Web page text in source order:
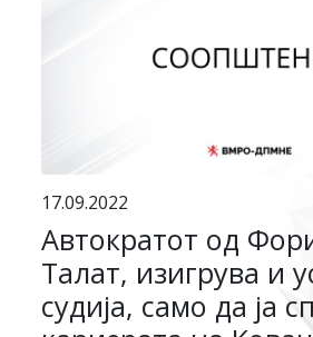
17.09.2022
Автократот од
Талат, изигрува и
судија, само да ја